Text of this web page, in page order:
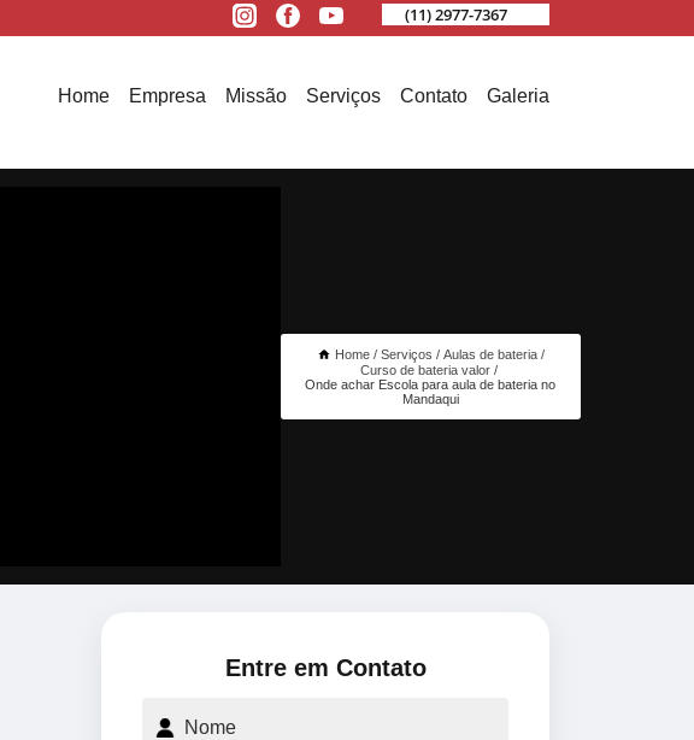
(11) 2977-7367
Home Empresa Missão Serviços Contato Galeria
Home Serviços
Aulas de bateria
Curso de bateria valor
Onde achar Escola para aula de bateria no
Mandaqui
Entre em Contato